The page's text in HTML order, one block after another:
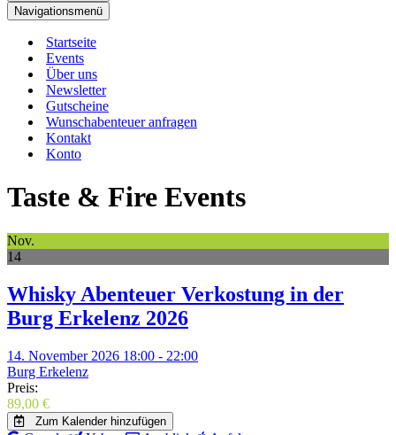
Navigationsmenü
Startseite
Events
Über uns
Newsletter
Gutscheine
Wunschabenteuer anfragen
Kontakt
Konto
Taste & Fire Events
Nov.
14
Whisky Abenteuer Verkostung in der
Burg Erkelenz 2026
14. November 2026 18:00 - 22:00
Burg Erkelenz
Preis:
89,00 €
Zum Kalender hinzufügen